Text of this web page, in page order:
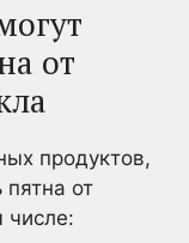
от
продуктов,
от
числе: